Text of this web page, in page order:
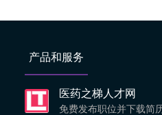
产品和服务
医药之梯人才网
免费发布职位并下载简